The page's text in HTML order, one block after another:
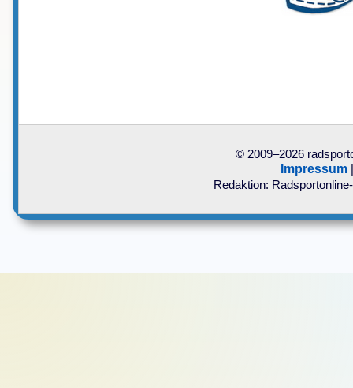
© 2009–2026
Impressum
Redaktion: